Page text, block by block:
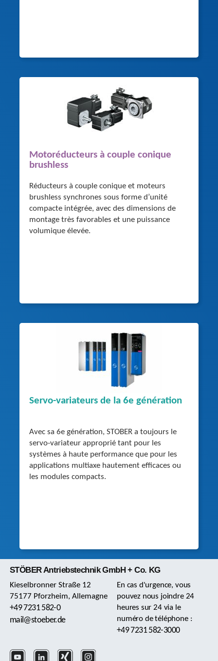
Motoréducteurs à couple conique
brushless
Réducteurs à couple conique et moteurs
brushless synchrones sous forme d’unité
compacte intégrée, avec des dimensions de
montage très favorables et une puissance
volumique élevée.
Servo-variateurs de la 6e génération
Avec sa 6e génération, STOBER a toujours le
servo-variateur approprié tant pour les
systèmes à haute performance que pour les
applications multiaxe hautement efficaces ou
les modules compacts.
STÖBER Antriebstechnik GmbH + Co. KG
Kieselbronner Straße 12
75177 Pforzheim, Allemagne
+49 7231 582-0
mail@stoeber.de
En cas d'urgence, vous
pouvez nous joindre 24
heures sur 24 via le
numéro de téléphone :
+49 7231 582-3000